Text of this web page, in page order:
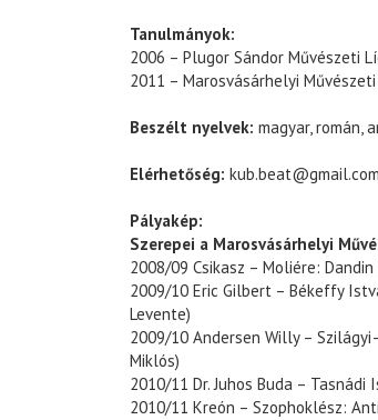
Tanulmányok:
2006 – Plugor Sándor Művészeti
2011 – Marosvásárhelyi
Beszélt nyelvek: magyar, román,
Elérhetőség: kub.beat@gmail.com
Pályakép:
Szerepei a Marosvásárhelyi
2008/09 Csikasz – Moliére: Dandin
2009/10 Eric Gilbert – Békeffy
Levente)
2009/10 Andersen Willy –
Miklós)
2010/11 Dr. Juhos Buda –
2010/11 Kreón – Szophoklész: